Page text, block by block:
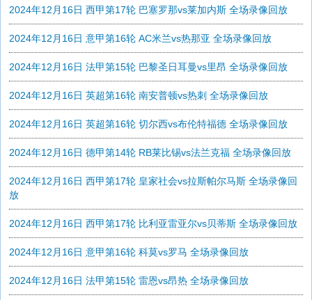
2024年12月16日 西甲第17轮 巴塞罗那vs莱加内斯 全场录像回放
2024年12月16日 意甲第16轮 AC米兰vs热那亚 全场录像回放
2024年12月16日 法甲第15轮 巴黎圣日耳曼vs里昂 全场录像回放
2024年12月16日 英超第16轮 南安普顿vs热刺 全场录像回放
2024年12月16日 英超第16轮 切尔西vs布伦特福德 全场录像回放
2024年12月16日 德甲第14轮 RB莱比锡vs法兰克福 全场录像回放
2024年12月16日 西甲第17轮 皇家社会vs拉斯帕尔马斯 全场录像回
放
2024年12月16日 西甲第17轮 比利亚雷亚尔vs贝蒂斯 全场录像回放
2024年12月16日 意甲第16轮 科莫vs罗马 全场录像回放
2024年12月16日 法甲第15轮 雷恩vs昂热 全场录像回放